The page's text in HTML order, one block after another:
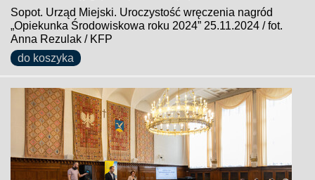
Sopot. Urząd Miejski. Uroczystość wręczenia nagród
„Opiekunka Środowiskowa roku 2024” 25.11.2024 / fot.
Anna Rezulak / KFP
do koszyka